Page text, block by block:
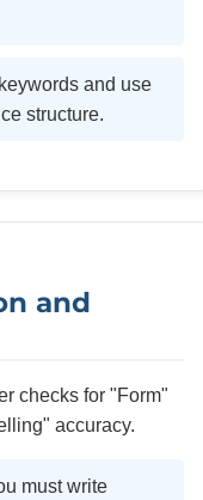
and use
structure.
and
checks for "Form"
accuracy.
must write